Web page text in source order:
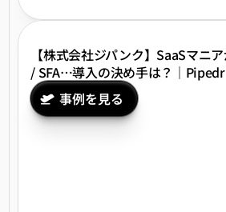
【株式会社ジパンク】SaaSマニ
/ SFA…導入の決め手は？｜
事例を見る